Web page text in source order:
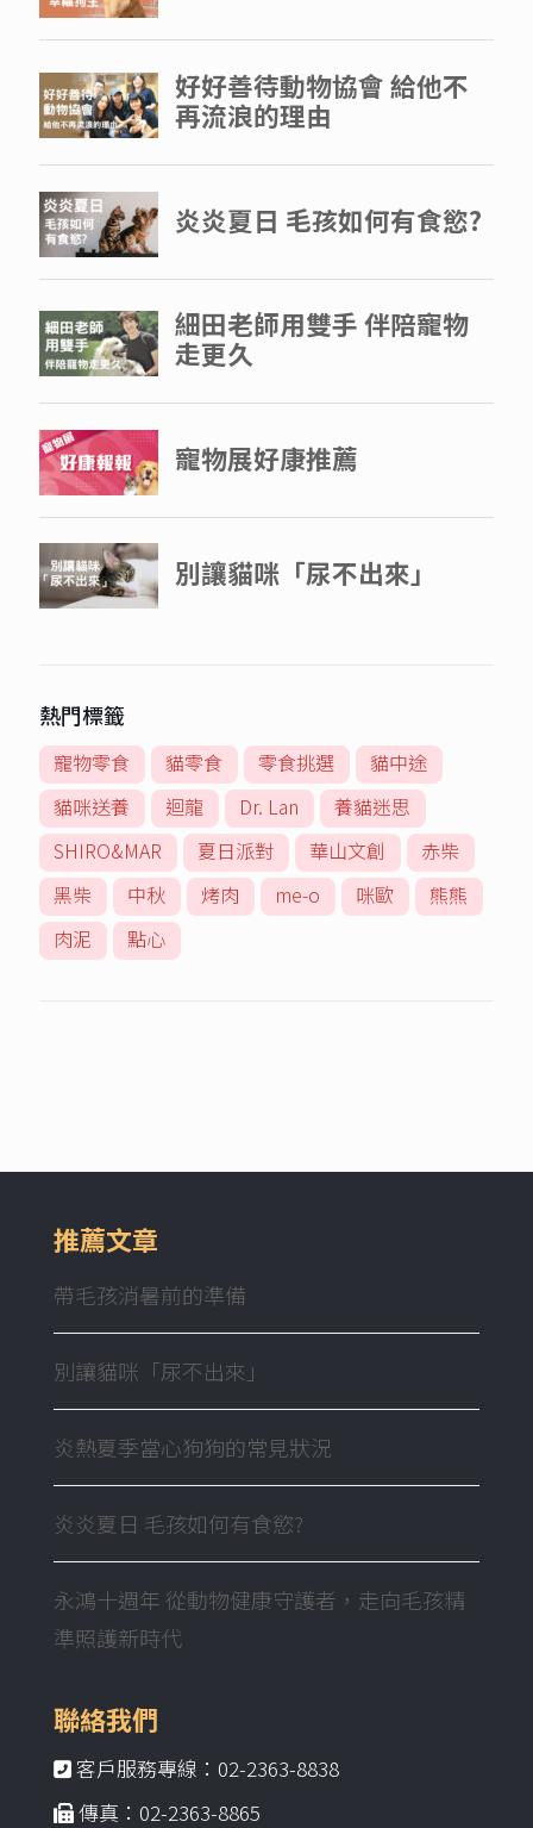
熱門標籤
寵物零食 貓零食 零食挑選
貓中途
貓咪送養
迴龍 Dr. Lan
養貓迷思
SHIRO&MAR
夏日派對 華山文創
赤柴
黑柴
中秋 烤肉 me-o 咪歐
熊熊
肉泥
點心
推薦文章
帶毛孩消暑前的準備
別讓貓咪「尿不出來」
炎熱夏季當心狗狗的常見狀況
炎炎夏日 毛孩如何有食慾?
永鴻十週年 從動物健康守護者，走向毛孩精
準照護新時代
聯絡我們
客戶服務專線：02-2363-8838
傳真：02-2363-8865